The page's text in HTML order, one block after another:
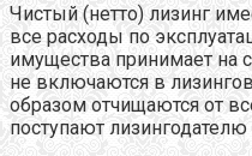
Чистый (нетто) лизинг
все расходы по
имущества принимает на
не включаются в
образом отчищаются от
поступают